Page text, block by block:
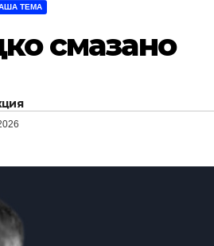
ТЕМА
смазано